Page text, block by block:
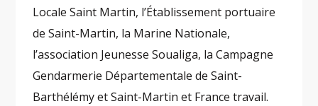
Locale Saint Martin, l’Établissement portuaire
de Saint-Martin, la Marine Nationale,
l’association Jeunesse Soualiga, la Campagne
Gendarmerie Départementale de Saint-
Barthélémy et Saint-Martin et France travail.